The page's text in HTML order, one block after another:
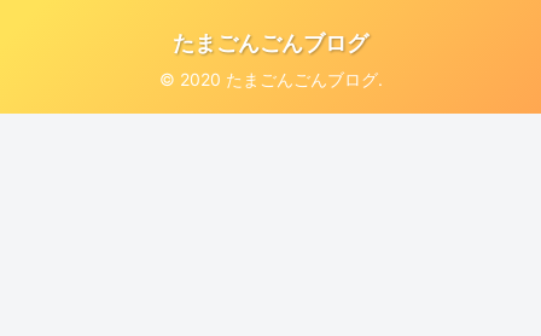
たまごんごんブログ
© 2020 たまごんごんブログ.